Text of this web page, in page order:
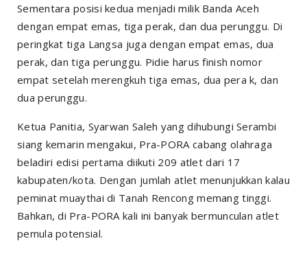
Sementara posisi kedua menjadi milik Banda Aceh
dengan empat emas, tiga perak, dan dua perunggu. Di
peringkat tiga Langsa juga dengan empat emas, dua
perak, dan tiga perunggu. Pidie harus finish nomor
empat setelah merengkuh tiga emas, dua pera k, dan
dua perunggu.
Ketua Panitia, Syarwan Saleh yang dihubungi Serambi
siang kemarin mengakui, Pra-PORA cabang olahraga
beladiri edisi pertama diikuti 209 atlet dari 17
kabupaten/kota. Dengan jumlah atlet menunjukkan kalau
peminat muaythai di Tanah Rencong memang tinggi.
Bahkan, di Pra-PORA kali ini banyak bermunculan atlet
pemula potensial.